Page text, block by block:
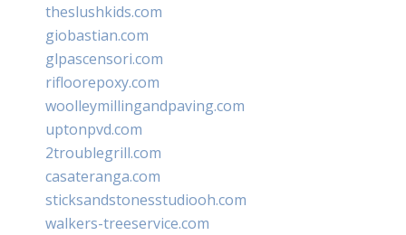
theslushkids.com
giobastian.com
glpascensori.com
rifloorepoxy.com
woolleymillingandpaving.com
uptonpvd.com
2troublegrill.com
casateranga.com
sticksandstonesstudiooh.com
walkers-treeservice.com